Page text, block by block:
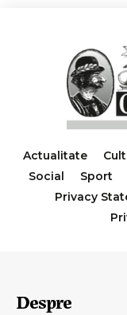
Actualitate
Social
Sport
Privacy
Despre